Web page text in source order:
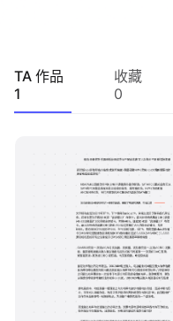
知识分享社区
TA 作品
1
收藏
0